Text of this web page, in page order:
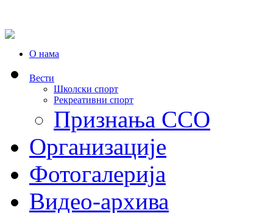
О нама
Вести
Школски спорт
Рекреативни спорт
Признања ССО
Oрганизације
Фотогалерија
Видео-архива